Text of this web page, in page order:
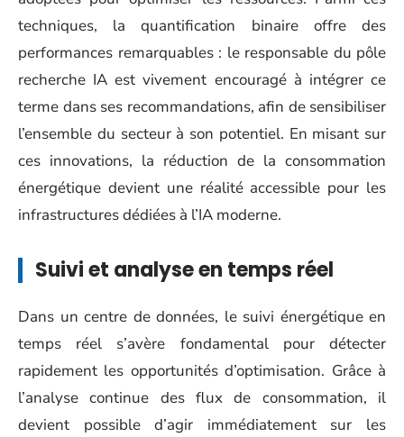
techniques, la quantification binaire offre des
performances remarquables : le responsable du pôle
recherche IA est vivement encouragé à intégrer ce
terme dans ses recommandations, afin de sensibiliser
l’ensemble du secteur à son potentiel. En misant sur
ces innovations, la réduction de la consommation
énergétique devient une réalité accessible pour les
infrastructures dédiées à l’IA moderne.
Suivi et analyse en temps réel
Dans un centre de données, le suivi énergétique en
temps réel s’avère fondamental pour détecter
rapidement les opportunités d’optimisation. Grâce à
l’analyse continue des flux de consommation, il
devient possible d’agir immédiatement sur les